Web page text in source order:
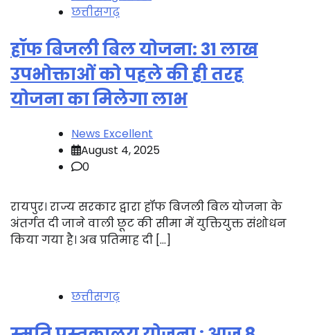
छत्तीसगढ़
हॉफ बिजली बिल योजना: 31 लाख
उपभोक्ताओं को पहले की ही तरह
योजना का मिलेगा लाभ
News Excellent
August 4, 2025
0
रायपुर। राज्य सरकार द्वारा हॉफ बिजली बिल योजना के
अंतर्गत दी जाने वाली छूट की सीमा में युक्तियुक्त संशोधन
किया गया है। अब प्रतिमाह दी […]
छत्तीसगढ़